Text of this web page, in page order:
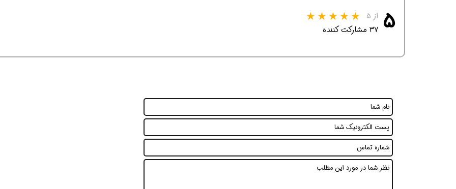
۵ از ۵
۳۷ مشارکت کننده
همین همین حالا بگیرش همین حالا بگیرش همین حالا بگیرش همین حالا بگیرش